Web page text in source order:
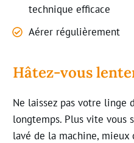
technique efficace
Aérer régulièrement
Hâtez-vous
Ne laissez pas votre linge
longtemps. Plus vite
lavé de la machine, mieux